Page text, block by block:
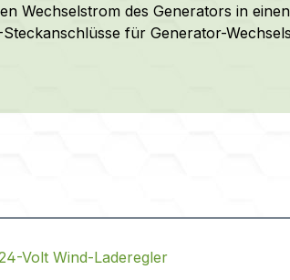
Wechselstrom des Generators in
für Generator-